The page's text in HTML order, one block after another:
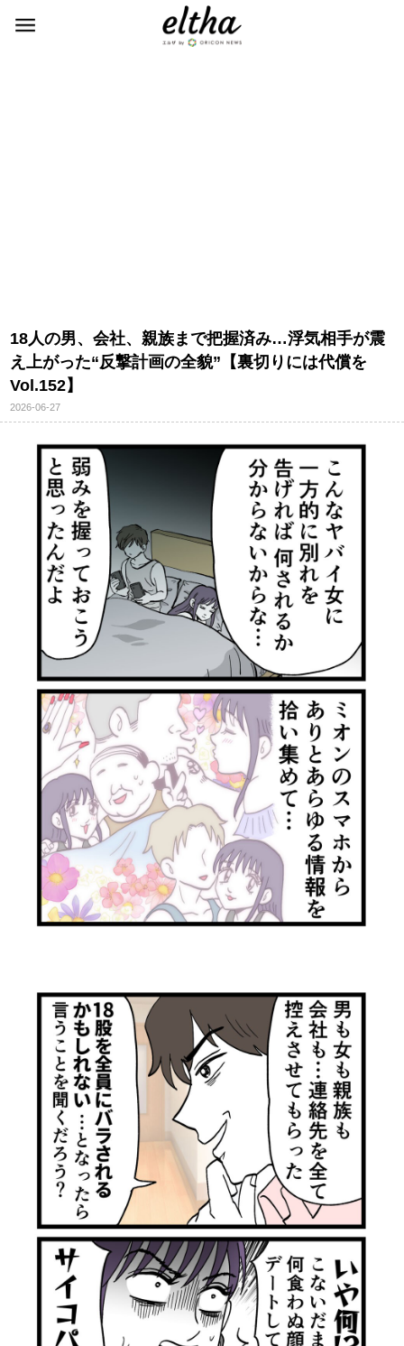
18人の男、会社、親族まで把握済み…浮気相手が震
え上がった“反撃計画の全貌”【裏切りには代償を
Vol.152】
2026-06-27